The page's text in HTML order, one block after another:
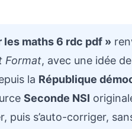
maths 6 rdc pdf »
Format, avec une idée de
la République
Seconde NSI
puis s’auto-corriger,